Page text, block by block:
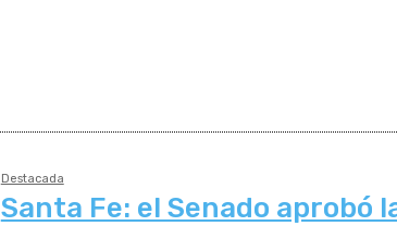
Destacada
Santa Fe: el Senado aprobó